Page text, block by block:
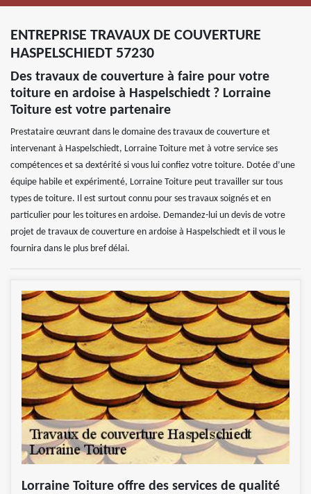
ENTREPRISE TRAVAUX DE COUVERTURE
HASPELSCHIEDT 57230
Des travaux de couverture à faire pour votre
toiture en ardoise à Haspelschiedt ? Lorraine
Toiture est votre partenaire
Prestataire œuvrant dans le domaine des travaux de couverture et
intervenant à Haspelschiedt, Lorraine Toiture met à votre service ses
compétences et sa dextérité si vous lui confiez votre toiture. Dotée d’une
équipe habile et expérimenté, Lorraine Toiture peut travailler sur tous
types de toiture. Il est surtout connu pour ses travaux soignés et en
particulier pour les toitures en ardoise. Demandez-lui un devis de votre
projet de travaux de couverture en ardoise à Haspelschiedt et il vous le
fournira dans le plus bref délai.
Lorraine Toiture offre des services de qualité